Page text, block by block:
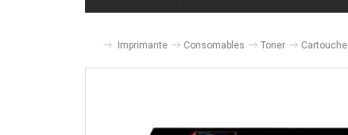
Imprimante Consomables Toner